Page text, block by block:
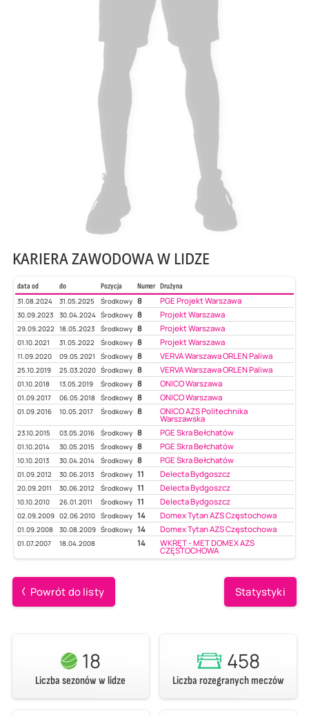
KARIERA ZAWODOWA W LIDZE
data od do Pozycja Numer Drużyna
31.08.2024
31.05.2025 Środkowy 8 PGE Projekt Warszawa
30.09.2023 30.04.2024 Środkowy 8 Projekt Warszawa
29.09.2022 18.05.2023 Środkowy 8 Projekt Warszawa
01.10.2021 31.05.2022 Środkowy 8 Projekt Warszawa
11.09.2020 09.05.2021 Środkowy 8 VERVA Warszawa ORLEN Paliwa
25.10.2019 25.03.2020 Środkowy 8 VERVA Warszawa ORLEN Paliwa
01.10.2018 13.05.2019 Środkowy 8 ONICO Warszawa
01.09.2017 06.05.2018 Środkowy 8 ONICO Warszawa
01.09.2016 10.05.2017 Środkowy 8 ONICO AZS Politechnika
Warszawska
23.10.2015 03.05.2016 Środkowy 8 PGE Skra Bełchatów
01.10.2014 30.05.2015 Środkowy 8 PGE Skra Bełchatów
10.10.2013 30.04.2014 Środkowy 8 PGE Skra Bełchatów
01.09.2012 30.06.2013 Środkowy 11 Delecta Bydgoszcz
20.09.2011 30.06.2012 Środkowy 11 Delecta Bydgoszcz
10.10.2010 26.01.2011 Środkowy 11 Delecta Bydgoszcz
02.09.2009 02.06.2010 Środkowy 14 Domex Tytan AZS Częstochowa
01.09.2008 30.08.2009 Środkowy 14 Domex Tytan AZS Częstochowa
01.07.2007 18.04.2008 14 WKRĘT - MET DOMEX AZS
CZĘSTOCHOWA
Powrót do listy Statystyki
18
Liczba sezonów w lidze
458
Liczba rozegranych meczów